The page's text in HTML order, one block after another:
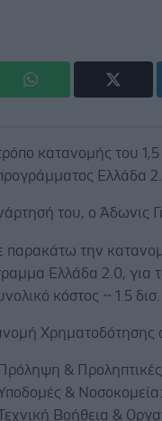
κατανομής του
Ελλάδα
του, ο Άδωνις
παρακάτω την
Ελλάδα 2.0, για
κόστος ~ 1.5
Χρηματοδότησης
Πρόληψη & Προληπτικές
& Νοσοκομεία:
Βοήθεια &